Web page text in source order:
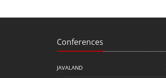
Conferences
JAVALAND